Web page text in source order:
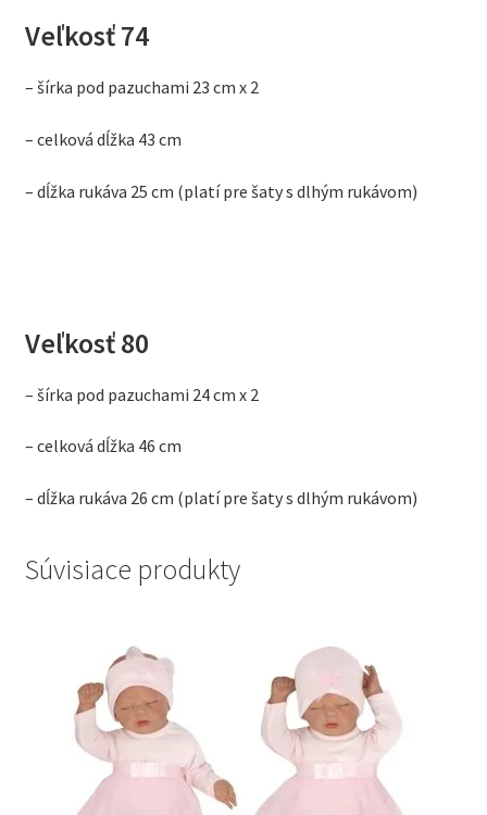
Veľkosť 74
– šírka pod pazuchami 23 cm x 2
– celková dĺžka 43 cm
– dĺžka rukáva 25 cm (platí pre šaty s dlhým rukávom)
Veľkosť 80
– šírka pod pazuchami 24 cm x 2
– celková dĺžka 46 cm
– dĺžka rukáva 26 cm (platí pre šaty s dlhým rukávom)
Súvisiace produkty